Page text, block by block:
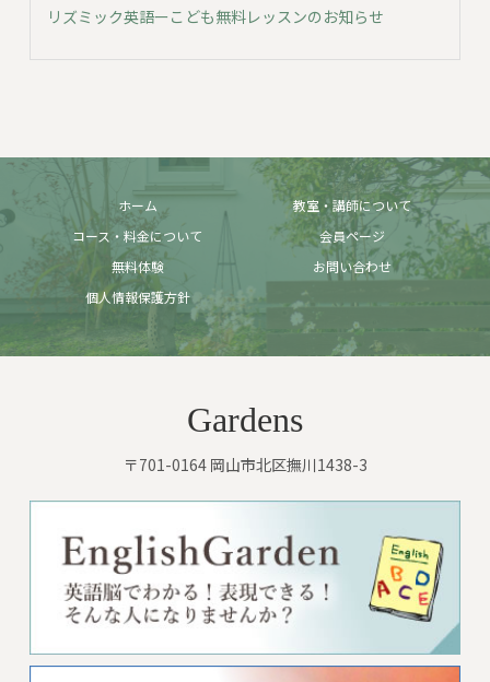
リズミック英語ーこども無料レッスンのお知らせ
ホーム
教室・講師について
コース・料金について
会員ページ
無料体験
お問い合わせ
個人情報保護方針
Gardens
〒701-0164 岡山市北区撫川1438-3